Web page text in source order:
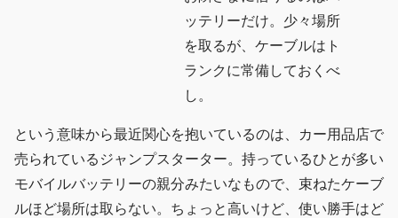
ッテリーだけ。少々場所
を取るが、ケーブルはト
ランクに常備しておくべ
し。
という意味から最近関心を抱いているのは、カー用品店で
売られているジャンプスターター。持っているひとが多い
モバイルバッテリーの親分みたいなもので、束ねたケーブ
ルほど場所は取らない。ちょっと高いけど、使い勝手はど